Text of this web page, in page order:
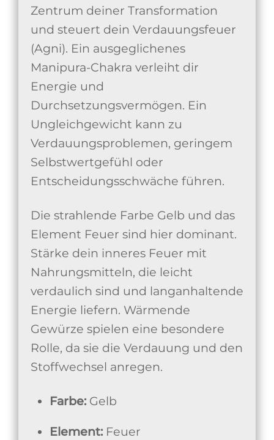
Zentrum deiner Transformation
und steuert dein Verdauungsfeuer
(Agni). Ein ausgeglichenes
Manipura-Chakra verleiht dir
Energie und
Durchsetzungsvermögen. Ein
Ungleichgewicht kann zu
Verdauungsproblemen, geringem
Selbstwertgefühl oder
Entscheidungsschwäche führen.
Die strahlende Farbe Gelb und das
Element Feuer sind hier dominant.
Stärke dein inneres Feuer mit
Nahrungsmitteln, die leicht
verdaulich sind und langanhaltende
Energie liefern. Wärmende
Gewürze spielen eine besondere
Rolle, da sie die Verdauung und den
Stoffwechsel anregen.
Farbe:Gelb
Element:Feuer